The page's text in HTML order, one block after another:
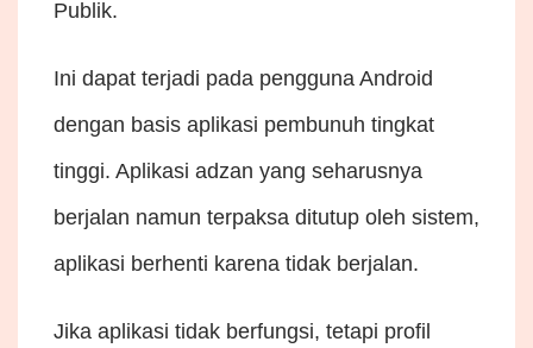
Publik.
Ini dapat terjadi pada pengguna Android
dengan basis aplikasi pembunuh tingkat
tinggi. Aplikasi adzan yang seharusnya
berjalan namun terpaksa ditutup oleh sistem,
aplikasi berhenti karena tidak berjalan.
Jika aplikasi tidak berfungsi, tetapi profil